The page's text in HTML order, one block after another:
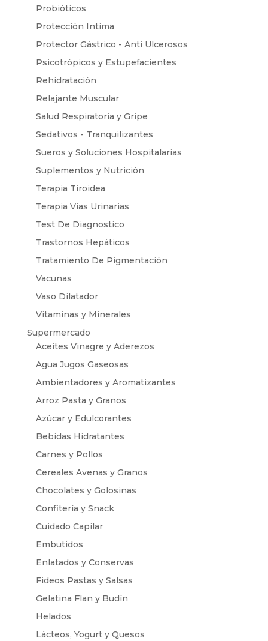
Probióticos
Protección Intima
Protector Gástrico - Anti Ulcerosos
Psicotrópicos y Estupefacientes
Rehidratación
Relajante Muscular
Salud Respiratoria y Gripe
Sedativos - Tranquilizantes
Sueros y Soluciones Hospitalarias
Suplementos y Nutrición
Terapia Tiroidea
Terapia Vías Urinarias
Test De Diagnostico
Trastornos Hepáticos
Tratamiento De Pigmentación
Vacunas
Vaso Dilatador
Vitaminas y Minerales
Supermercado
Aceites Vinagre y Aderezos
Agua Jugos Gaseosas
Ambientadores y Aromatizantes
Arroz Pasta y Granos
Azúcar y Edulcorantes
Bebidas Hidratantes
Carnes y Pollos
Cereales Avenas y Granos
Chocolates y Golosinas
Confitería y Snack
Cuidado Capilar
Embutidos
Enlatados y Conservas
Fideos Pastas y Salsas
Gelatina Flan y Budín
Helados
Lácteos, Yogurt y Quesos